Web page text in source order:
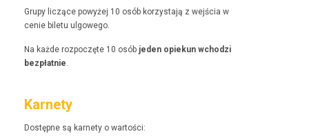
Grupy liczące powyżej 10 osób korzys­ta­ją z wejś­cia w
cenie bile­tu ulgowego.
Na każde rozpoczęte 10 osób jeden opiekun wchodzi
bezpłat­nie.
Karnety
Dostęp­ne są kar­ne­ty o wartości: